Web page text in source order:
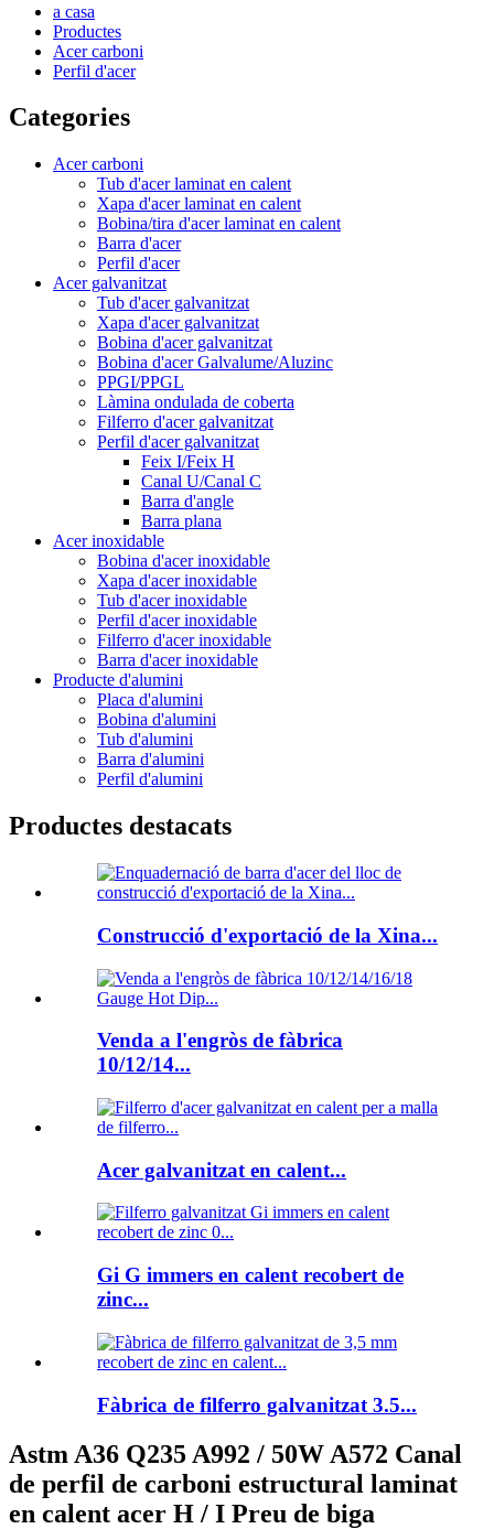
a casa
Productes
Acer carboni
Perfil d'acer
Categories
Acer carboni
Tub d'acer laminat en calent
Xapa d'acer laminat en calent
Bobina/tira d'acer laminat en calent
Barra d'acer
Perfil d'acer
Acer galvanitzat
Tub d'acer galvanitzat
Xapa d'acer galvanitzat
Bobina d'acer galvanitzat
Bobina d'acer Galvalume/Aluzinc
PPGI/PPGL
Làmina ondulada de coberta
Filferro d'acer galvanitzat
Perfil d'acer galvanitzat
Feix I/Feix H
Canal U/Canal C
Barra d'angle
Barra plana
Acer inoxidable
Bobina d'acer inoxidable
Xapa d'acer inoxidable
Tub d'acer inoxidable
Perfil d'acer inoxidable
Filferro d'acer inoxidable
Barra d'acer inoxidable
Producte d'alumini
Placa d'alumini
Bobina d'alumini
Tub d'alumini
Barra d'alumini
Perfil d'alumini
Productes destacats
Construcció d'exportació de la Xina...
Venda a l'engròs de fàbrica
10/12/14...
Acer galvanitzat en calent...
Gi G immers en calent recobert de
zinc...
Fàbrica de filferro galvanitzat 3.5...
Astm A36 Q235 A992 / 50W A572 Canal
de perfil de carboni estructural laminat
en calent acer H / I Preu de biga